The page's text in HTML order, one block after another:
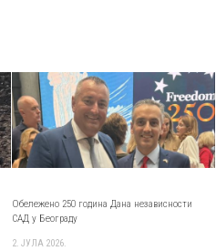
Обележено 250 година Дана независности
САД у Београду
2. ЈУЛА 2026.